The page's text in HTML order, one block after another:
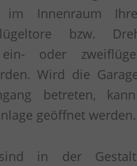
im Innenraum
bzw.
oder
Wird die
betreten,
geöffnet werden.
in der